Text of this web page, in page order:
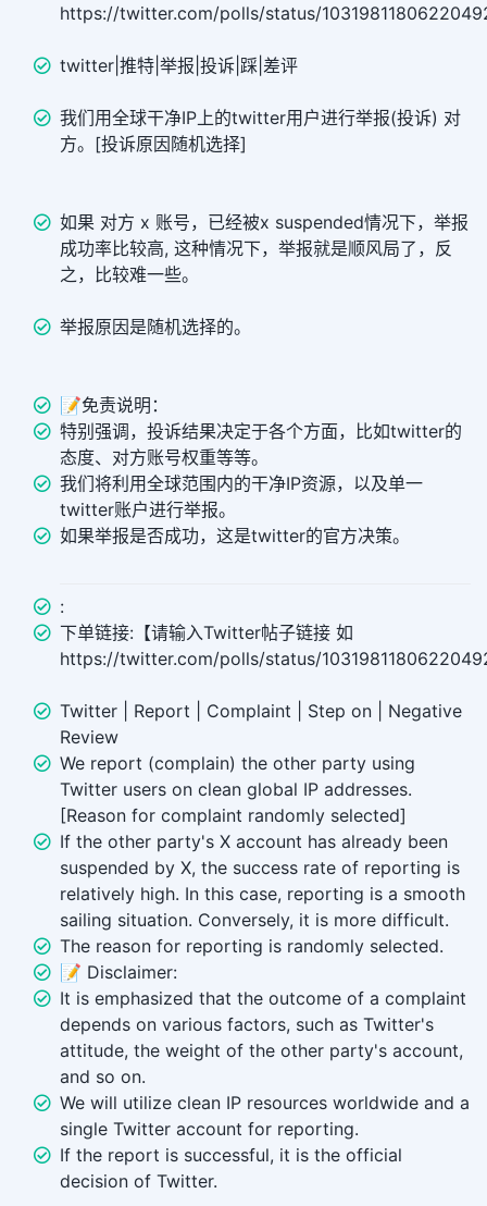
https://twitter.com/polls/status/
twitter|推特|举报|投诉|踩|差评
我们用全球干净IP上的twitter用户进行举报(投诉) 对
方。[投诉原因随机选择]
如果 对方 x 账号，已经被x suspended情况下，举报
成功率比较高, 这种情况下，举报就是顺风局了，反
之，比较难一些。
举报原因是随机选择的。
📝免责说明：
特别强调，投诉结果决定于各个方面，比如twitter的
态度、对方账号权重等等。
我们将利用全球范围内的干净IP资源，以及单一
twitter账户进行举报。
如果举报是否成功，这是twitter的官方决策。
:
下单链接:【请输入Twitter帖子链接 如
https://twitter.com/polls/status/
Twitter | Report | Complaint | Step on | Negative
Review
We report (complain) the other party using
Twitter users on clean global IP addresses.
[Reason for complaint randomly selected]
If the other party's X account has already been
suspended by X, the success rate of reporting is
relatively high. In this case, reporting is a smooth
sailing situation. Conversely, it is more difficult.
The reason for reporting is randomly selected.
📝 Disclaimer:
It is emphasized that the outcome of a complaint
depends on various factors, such as Twitter's
attitude, the weight of the other party's account,
and so on.
We will utilize clean IP resources worldwide and a
single Twitter account for reporting.
If the report is successful, it is the official
decision of Twitter.